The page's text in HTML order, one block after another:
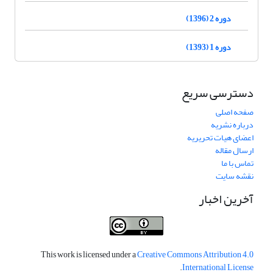
دوره 2 (1396)
دوره 1 (1393)
دسترسی سریع
صفحه اصلی
درباره نشریه
اعضای هیات تحریریه
ارسال مقاله
تماس با ما
نقشه سایت
آخرین اخبار
This work is licensed under aCreative Commons Attribution 4.0
International License
.